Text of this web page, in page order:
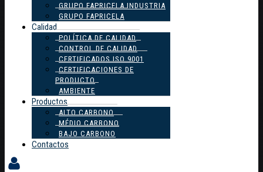
GRUPO FAPRICELA INDUSTRIA
GRUPO FAPRICELA
Calidad
POLÍTICA DE CALIDAD
CONTROL DE CALIDAD
CERTIFICADOS ISO 9001
CERTIFICACIONES DE
PRODUCTO
AMBIENTE
Productos
ALTO CARBONO
MÉDIO CARBONO
BAJO CARBONO
Contactos